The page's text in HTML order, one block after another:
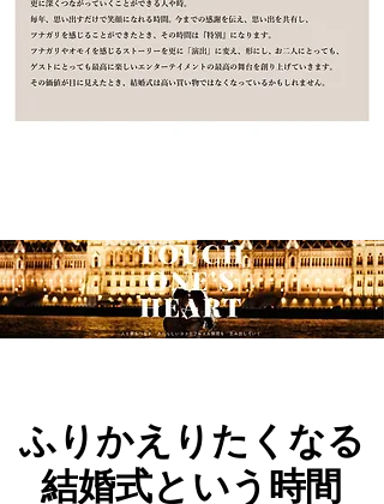
ふりかえりたくなる
結婚式という時間
ふりかえりたくなる
結婚式という時間